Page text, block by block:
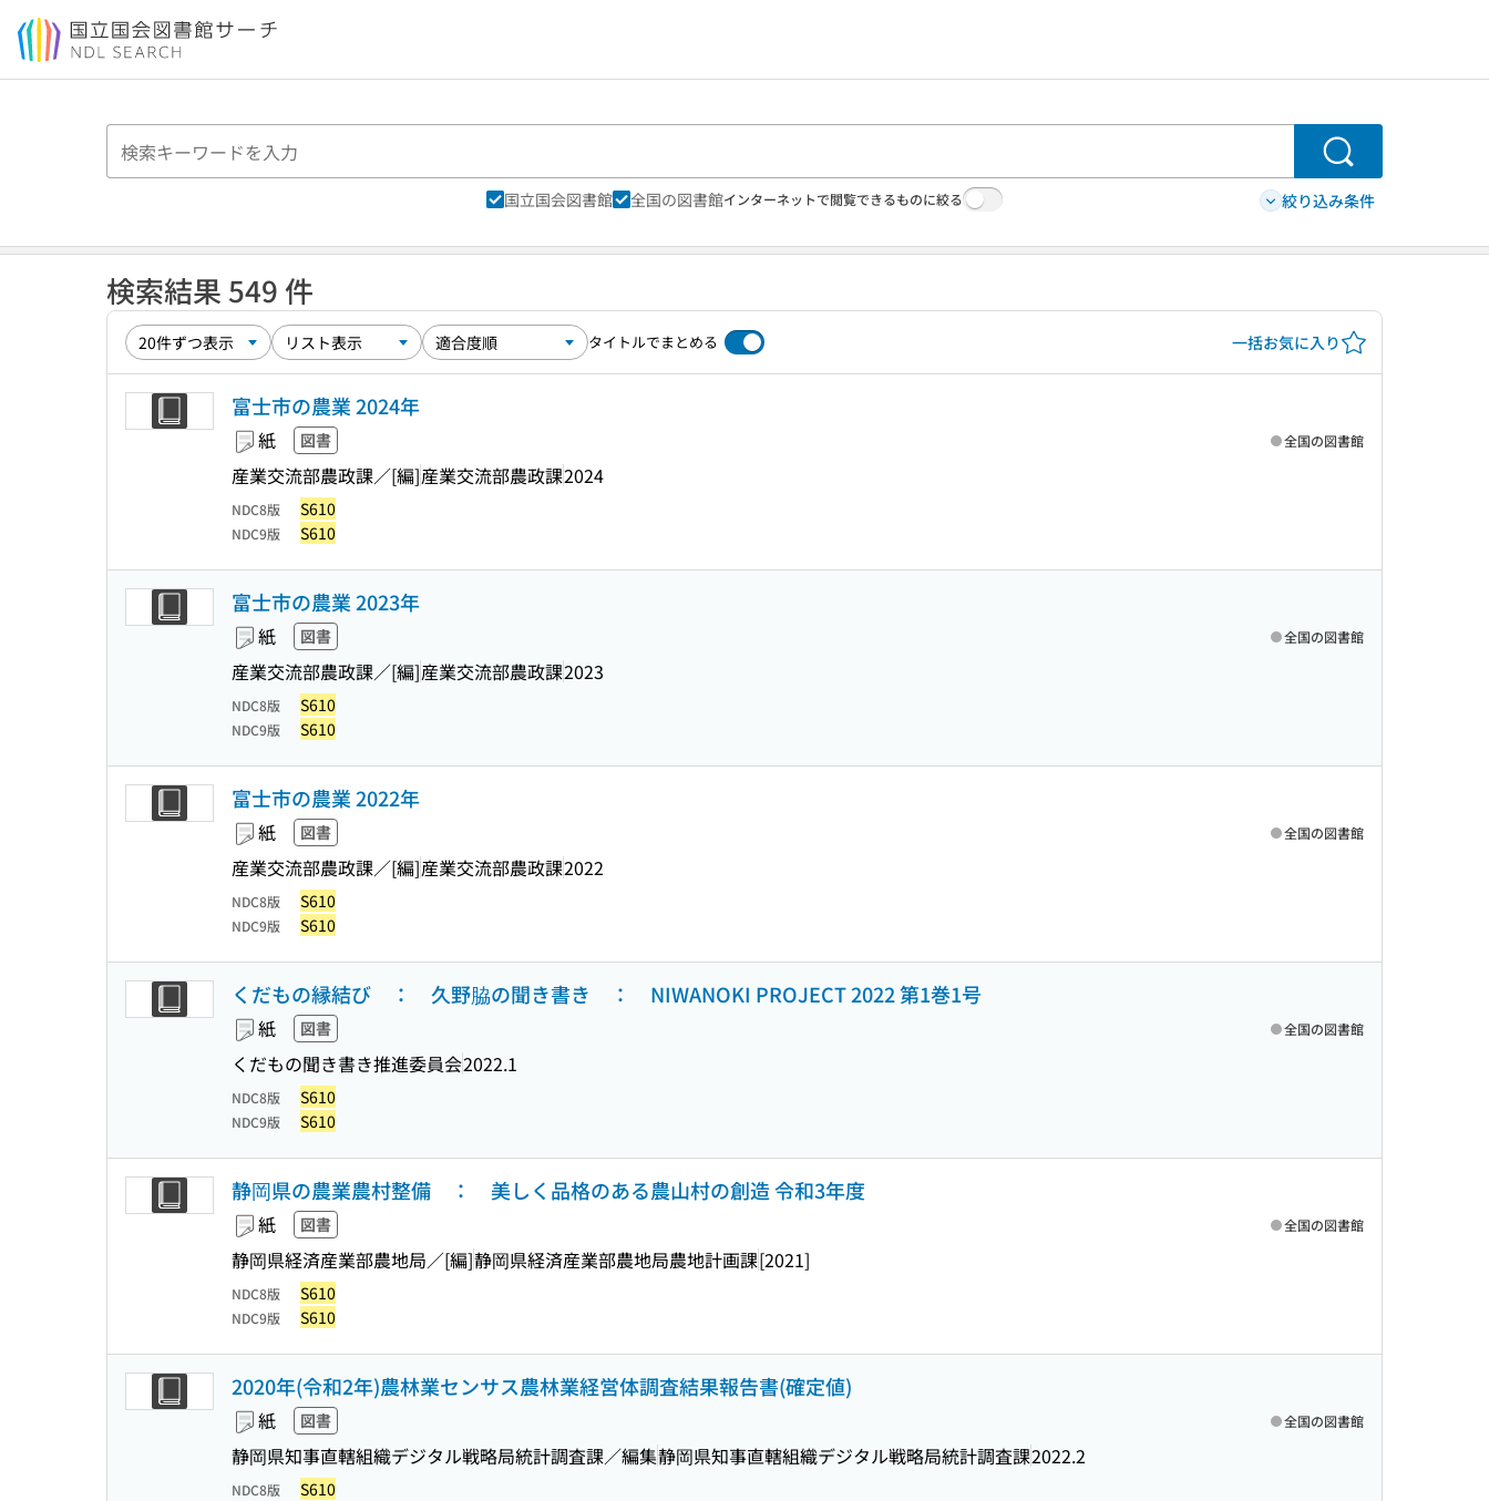
本文へ移動
検索
国立国会図書館 全国の図書館インターネットで閲覧できるものに絞る 絞り込み条件
検索結果 549 件
タイトルでまとめる 一括お気に入り
富士市の農業 2024年
紙 図書
産業交流部農政課／[編]産業交流部農政課2024
全国の図書館
NDC8版 S610
NDC9版 S610
富士市の農業 2023年
紙 図書
産業交流部農政課／[編]産業交流部農政課2023
全国の図書館
NDC8版 S610
NDC9版 S610
富士市の農業 2022年
紙 図書
産業交流部農政課／[編]産業交流部農政課2022
全国の図書館
NDC8版 S610
NDC9版 S610
くだもの縁結び ： 久野脇の聞き書き ： NIWANOKI PROJECT 2022 第1巻1号
紙 図書
くだもの聞き書き推進委員会2022.1
全国の図書館
NDC8版 S610
NDC9版 S610
静岡県の農業農村整備 ： 美しく品格のある農山村の創造 令和3年度
紙 図書
静岡県経済産業部農地局／[編]静岡県経済産業部農地局農地計画課[2021]
全国の図書館
NDC8版 S610
NDC9版 S610
2020年(令和2年)農林業センサス農林業経営体調査結果報告書(確定値)
紙 図書
静岡県知事直轄組織デジタル戦略局統計調査課／編集静岡県知事直轄組織デジタル戦略局統計調査課2022.2
全国の図書館
NDC8版 S610